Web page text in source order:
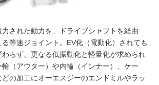
された動力を、ドライブシャフトを経由
る等速ジョイント。EV化（電動化）されても
らず、更なる低振動化と軽量化が求められ
（アウター）や内輪（インナー）、ケー
の加工にオーエスジーのエンドミルやラッ